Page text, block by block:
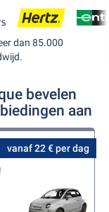
dan 85.000
bevelen
aan
vanaf 22 € per dag